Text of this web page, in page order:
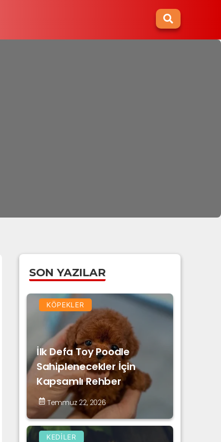
SON YAZILAR
KÖPEKLER
İlk Defa Toy Poodle
Sahiplenecekler İçin
Kapsamlı Rehber
Temmuz 22, 2026
KEDILER